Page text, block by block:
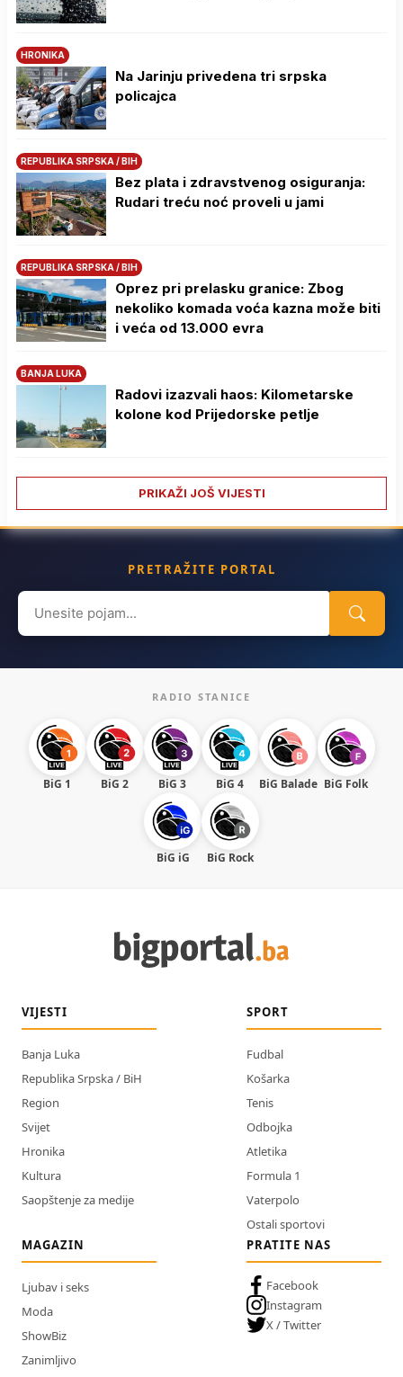
HRONIKA
Na Јarinju privedena tri srpska
policajca
REPUBLIKA SRPSKA / BIH
Bez plata i zdravstvenog osiguranja:
Rudari treću noć proveli u jami
REPUBLIKA SRPSKA / BIH
Oprez pri prelasku granice: Zbog
nekoliko komada voća kazna može biti
i veća od 13.000 evra
BANJA LUKA
Radovi izazvali haos: Kilometarske
kolone kod Prijedorske petlje
PRIKAŽI JOŠ VIJESTI
PRETRAŽITE PORTAL
Search
for:
RADIO STANICE
BiG 1 BiG 2 BiG 3 BiG 4 BiG Balade BiG Folk
BiG iG BiG Rock
VIJESTI
Banja Luka
Republika Srpska / BiH
Region
Svijet
Hronika
Kultura
Saopštenje za medije
SPORT
Fudbal
Košarka
Tenis
Odbojka
Atletika
Formula 1
Vaterpolo
Ostali sportovi
MAGAZIN
Ljubav i seks
Moda
ShowBiz
Zanimljivo
PRATITE NAS
Facebook
Instagram
X / Twitter